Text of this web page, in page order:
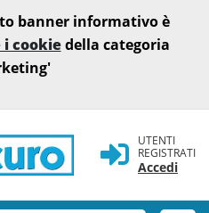
banner informativo è
cookiedella categoria
UTENTI
REGISTRATI
Accedi